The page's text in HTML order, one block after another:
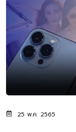
25 พ.ค. 2565